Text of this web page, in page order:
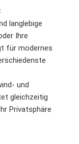
langlebige
Ihre
für modernes
und
gleichzeitig
Privatsphäre